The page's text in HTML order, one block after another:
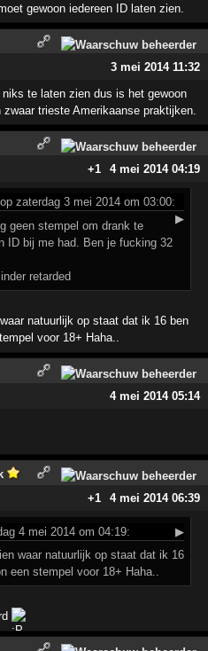
gewoon iedereen ID laten zien.
3 mei 2014 11:32
te laten zien dus is het gewoon
trieste Amerikaanse praktijken.
+1 4 mei 2014 04:19
op zaterdag 3 mei 2014 om 03:00:
▶
geen stempel om drank te
ID bij me had. Ben je fucking 32
retarded
natuurlijk op staat dat ik 16 ben
voor 18+ Haha..
4 mei 2014 05:14
+1
4 mei 2014 06:39
4 mei 2014 om 04:19:
▶
waar natuurlijk op staat dat ik 16
een stempel voor 18+ Haha..